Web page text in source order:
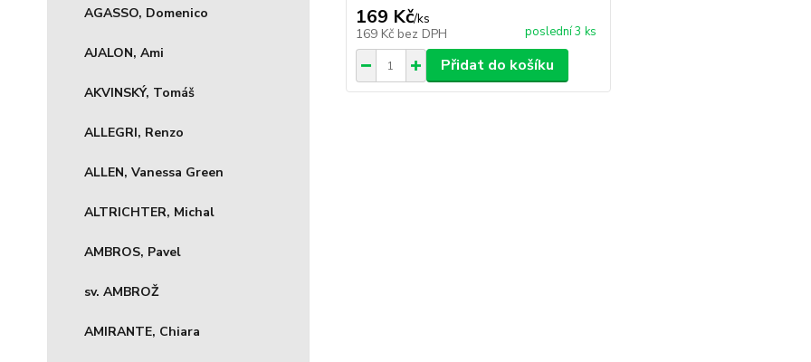
AGASSO, Domenico
AJALON, Ami
AKVINSKÝ, Tomáš
ALLEGRI, Renzo
ALLEN, Vanessa Green
ALTRICHTER, Michal
AMBROS, Pavel
sv. AMBROŽ
AMIRANTE, Chiara
169 Kč/ks
169 Kč bez DPH poslední 3 ks
Přidat do košíku